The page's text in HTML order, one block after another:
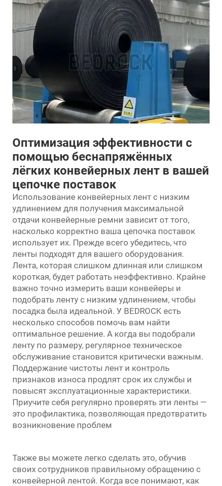
Оптимизация эффективности с
помощью беснапряжённых
лёгких конвейерных лент в вашей
цепочке поставок
Использование конвейерных лент с низким
удлинением для получения максимальной
отдачи конвейерные ремни зависит от того,
насколько корректно ваша цепочка поставок
использует их. Прежде всего убедитесь, что
ленты подходят для вашего оборудования.
Лента, которая слишком длинная или слишком
короткая, будет работать неэффективно. Крайне
важно точно измерить ваши конвейеры и
подобрать ленту с низким удлинением, чтобы
посадка была идеальной. У BEDROCK есть
несколько способов помочь вам найти
оптимальное решение. А когда вы подобрали
ленту по размеру, регулярное техническое
обслуживание становится критически важным.
Поддержание чистоты лент и контроль
признаков износа продлят срок их службы и
повысят эксплуатационные характеристики.
Приучите себя регулярно проверять эти ленты —
это профилактика, позволяющая предотвратить
возникновение проблем
Также вы можете легко сделать это, обучив
своих сотрудников правильному обращению с
конвейерной лентой. Когда все понимают, как